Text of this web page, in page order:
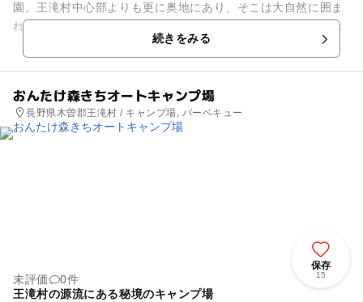
園。王滝村中心部よりも更に奥地にあり、そこは大自然に囲ま
れています。そんな滝越村自慢の綺麗な水路を利用して魚の掴
み取りや釣堀を楽しむことがで...
続きをみる
おんたけ森きちオートキャンプ場
長野県木曽郡王滝村 / キャンプ場, バーベキュー
保存
15
未評価
0件
王滝村の源流にある秘境のキャンプ場